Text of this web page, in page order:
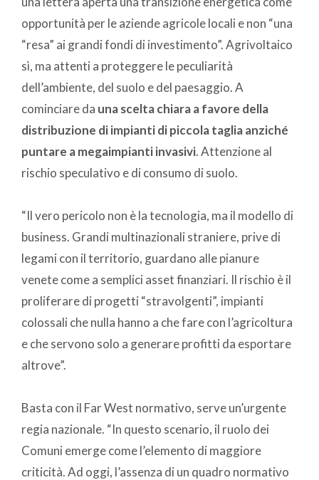
opportunità per le aziende agricole locali e non “una
“resa” ai grandi fondi di investimento”. Agrivoltaico
sì, ma attenti a proteggere le peculiarità
dell’ambiente, del suolo e del paesaggio. A
cominciare da una scelta chiara a favore della
distribuzione di impianti di piccola taglia anziché
puntare a megaimpianti invasivi. Attenzione al
rischio speculativo e di consumo di suolo.
“Il vero pericolo non è la tecnologia, ma il modello di
business. Grandi multinazionali straniere, prive di
legami con il territorio, guardano alle pianure
venete come a semplici asset finanziari. Il rischio è il
proliferare di progetti “stravolgenti”, impianti
colossali che nulla hanno a che fare con l’agricoltura
e che servono solo a generare profitti da esportare
altrove”.
Basta con il Far West normativo, serve un’urgente
regia nazionale. “In questo scenario, il ruolo dei
Comuni emerge come l’elemento di maggiore
criticità. Ad oggi, l’assenza di un quadro normativo